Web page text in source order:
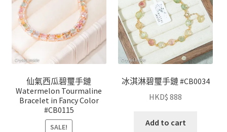
仙氣西瓜碧璽手鏈
Watermelon Tourmaline
Bracelet in Fancy Color
#CB0115
SALE!
冰淇淋碧璽手鏈 #CB0034
HKD$ 888
Add to cart